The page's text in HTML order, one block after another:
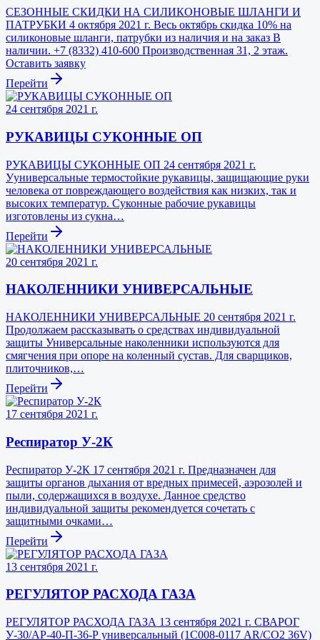
СЕЗОННЫЕ СКИДКИ НА СИЛИКОНОВЫЕ ШЛАНГИ И
ПАТРУБКИ 4 октября 2021 г. Весь октябрь скидка 10% на
силиконовые шланги, патрубки из наличия и на заказ В
наличии. +7 (8332) 410-600 Производственная 31, 2 этаж.
Оставить заявку
Перейти
24 сентября 2021 г.
РУКАВИЦЫ СУКОННЫЕ ОП
РУКАВИЦЫ СУКОННЫЕ ОП 24 сентября 2021 г.
Ууниверсальные термостойкие рукавицы, защищающие руки
человека от повреждающего воздействия как низких, так и
высоких температур. Суконные рабочие рукавицы
изготовлены из сукна…
Перейти
20 сентября 2021 г.
НАКОЛЕННИКИ УНИВЕРСАЛЬНЫЕ
НАКОЛЕННИКИ УНИВЕРСАЛЬНЫЕ 20 сентября 2021 г.
Продолжаем рассказывать о средствах индивидуальной
защиты Универсальные наколенники используются для
смягчения при опоре на коленный сустав. Для сварщиков,
плиточников,…
Перейти
17 сентября 2021 г.
Респиратор У-2К
Респиратор У-2К 17 сентября 2021 г. Предназначен для
защиты органов дыхания от вредных примесей, аэрозолей и
пыли, содержащихся в воздухе. Данное средство
индивидуальной защиты рекомендуется сочетать с
защитными очками…
Перейти
13 сентября 2021 г.
РЕГУЛЯТОР РАСХОДА ГАЗА
РЕГУЛЯТОР РАСХОДА ГАЗА 13 сентября 2021 г. СВАРОГ
У-30/АР-40-П-36-Р универсальный (1С008-0117 AR/CO2 36V)